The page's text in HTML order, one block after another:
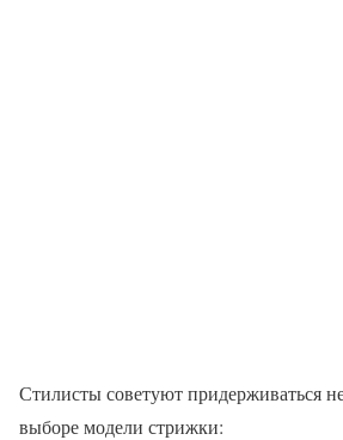
Стилисты советуют придерживаться
выборе модели стрижки: